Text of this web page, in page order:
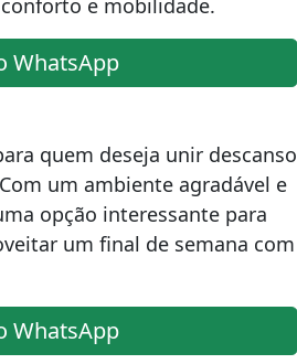
e mobilidade.
WhatsApp
quem deseja unir descanso
um ambiente agradável e
opção interessante para
um final de semana com
WhatsApp